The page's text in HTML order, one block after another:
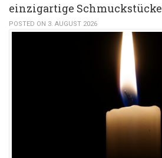
einzigartige Schmuckstücke
POSTED ON 3. AUGUST 2026